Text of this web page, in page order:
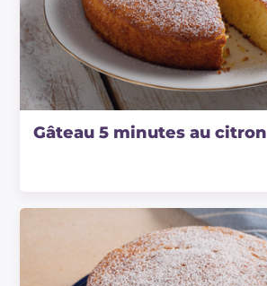
Gâteau 5 minutes au citron